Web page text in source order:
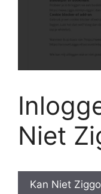
Niet
Kan Niet